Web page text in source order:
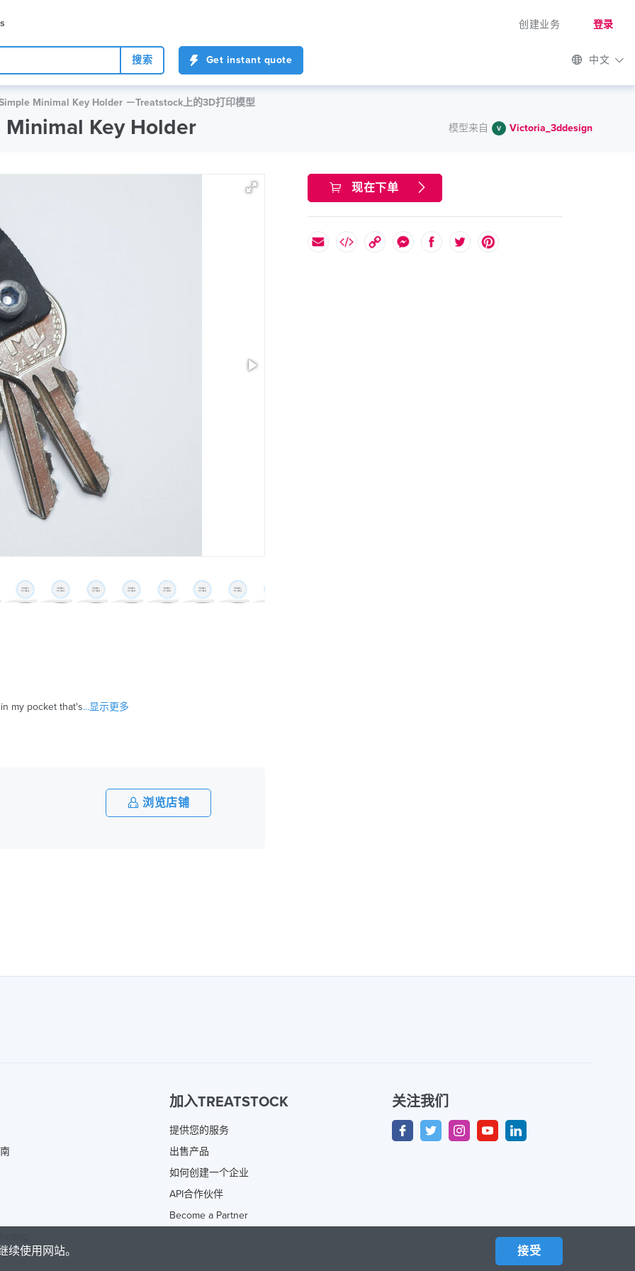
创建业务 登录
搜索 Get instant quote 中文
Minimal Key Holder －Treatstock上的3D打印模型
Key Holder 模型来自 Victoria_3ddesign
现在下单
my pocket that's...显示更多
浏览店铺
加入TREATSTOCK
提供您的服务
出售产品
如何创建一个企业
API合作伙伴
Become a Partner
关注我们
续使用网站。 接受